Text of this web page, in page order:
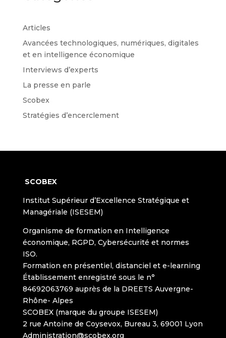
Articles
Avancées technologiques, numériques, digitales
et en intelligence économique
Interviews d’experts
La presse en parle
Scobex
Stratégies d’encerclement
SCOBEX
Institut Supérieur d’Excellence Stratégique et
Managériale (ISESEM)
Organisme de formation en Intelligence
économique, RGPD, Cybersécurité et normes
ISO.
Formation en présentiel, distanciel et e-learning
Établissement enregistré sous le n°
84692063769 auprès de la DREETS Auvergne-
Rhône- Alpes
SCOBEX (marque du groupe ISESEM)
2 rue Antoine de Coysevox, Bureau 3, 69001 Lyon
Administration@scobex.org